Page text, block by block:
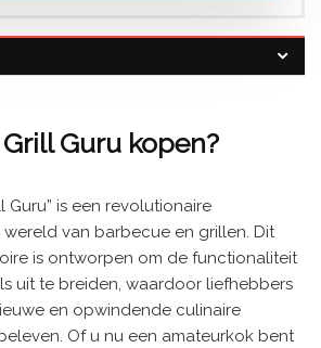
Guru kopen?
Guru” is een revolutionaire
van barbecue en grillen. Dit
is ontworpen om de functionaliteit
uit te breiden, waardoor liefhebbers
en opwindende culinaire
Of u nu een amateurkok bent